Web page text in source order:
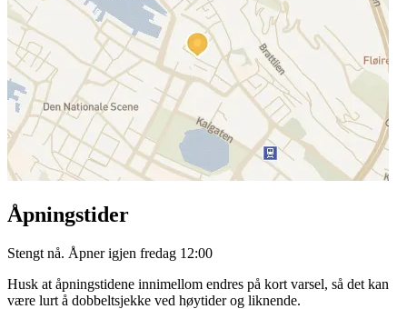
Åpningstider
Stengt nå. Åpner igjen fredag 12:00
Husk at åpningstidene innimellom endres på kort varsel, så det kan
være lurt å dobbeltsjekke ved høytider og liknende.